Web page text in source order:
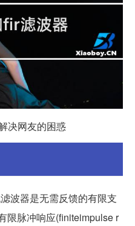
决网友的困惑
波器是无需反馈的有限支
限脉冲响应(finiteimpulse r